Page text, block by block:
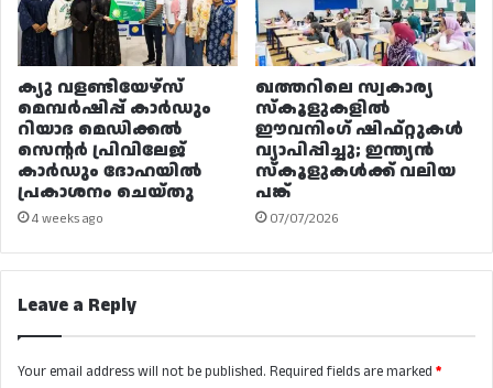
ക്യു വളണ്ടിയേഴ്‌സ്
മെമ്പർഷിപ്പ് കാർഡും
റിയാദ മെഡിക്കൽ
സെന്റർ പ്രിവിലേജ്
കാർഡും ദോഹയിൽ
പ്രകാശനം ചെയ്തു
4 weeks ago
ഖത്തറിലെ സ്വകാര്യ
സ്കൂളുകളിൽ
ഈവനിംഗ് ഷിഫ്റ്റുകൾ
വ്യാപിപ്പിച്ചു; ഇന്ത്യൻ
സ്കൂളുകൾക്ക് വലിയ
പങ്ക്
07/07/2026
Leave a Reply
Your email address will not be published. Required fields are marked *